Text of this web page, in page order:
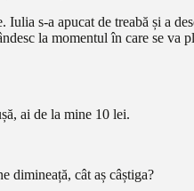
s-a apucat de treabă și a
la momentul în care se
ai de la mine 10 lei.
dimineață, cât aș câștiga?